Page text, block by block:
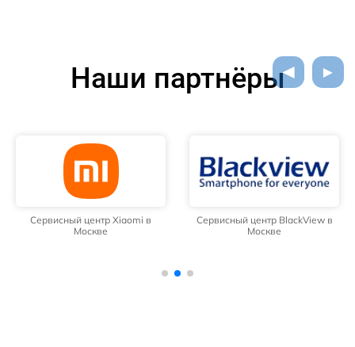
Наши партнёры
Сервисный центр Xiaomi в
Москве
Сервисный центр BlackView в
Москве